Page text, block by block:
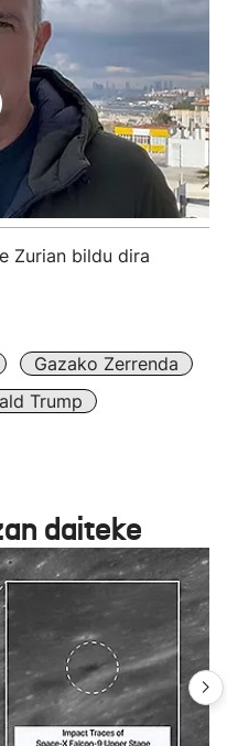
Zurian bildu dira
Gazako Zerrenda
Trump
daiteke